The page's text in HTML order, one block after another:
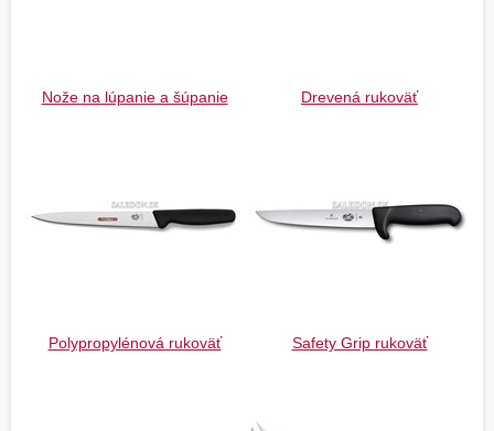
Nože na lúpanie a šúpanie Drevená rukoväť
Polypropylénová rukoväť Safety Grip rukoväť